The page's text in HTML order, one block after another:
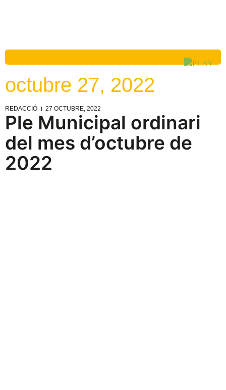
octubre 27, 2022
REDACCIÓ 27 OCTUBRE, 2022
Ple Municipal ordinari
del mes d’octubre de
2022